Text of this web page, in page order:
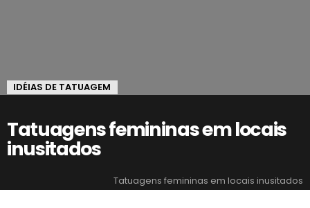
IDÉIAS DE TATUAGEM
Tatuagens femininas em locais
inusitados
Tatuagens femininas em locais inusitados